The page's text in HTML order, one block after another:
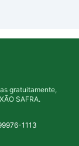
gratuitamente,
SAFRA.
1113